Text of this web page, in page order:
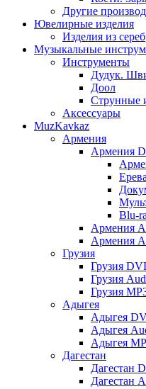
Другие
Ювелирные изделия
Изделия из
Музыкальные
Инструменты
Дудук.
Доол
Струнные
Аксессуары
MuzKavkaz
Армения
Армения
Blu-
Армения
Армения
Грузия
Грузия
Грузия
Грузия
Адыгея
Адыгея
Адыгея
Адыгея
Дагестан
Дагестан
Дагестан